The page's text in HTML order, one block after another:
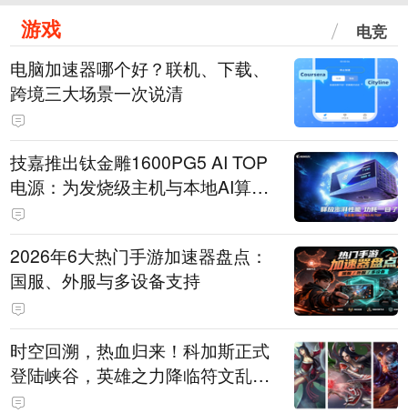
游戏 电竞
电脑加速器哪个好？联机、下载、
跨境三大场景一次说清
技嘉推出钛金雕1600PG5 AI TOP
电源：为发烧级主机与本地AI算力
打造旗舰供电方案
2026年6大热门手游加速器盘点：
国服、外服与多设备支持
时空回溯，热血归来！科加斯正式
登陆峡谷，英雄之力降临符文乱
斗！